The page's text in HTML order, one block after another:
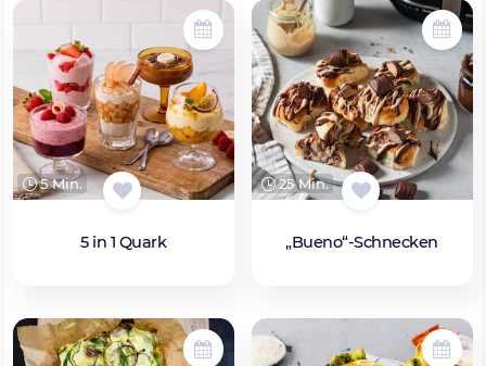
5 Min.
5 in 1 Quark
25 Min.
„Bueno“-Schnecken